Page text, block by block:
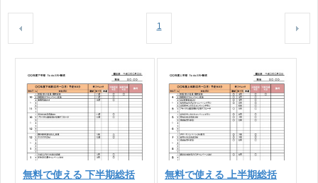
1
無料で使える 下半期総括
無料で使える 上半期総括